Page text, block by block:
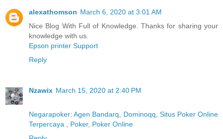
alexathomson March 6, 2020 at 3:01 AM
Nice Blog With Full of Knowledge. Thanks for sharing your
knowledge with us.
Epson printer Support
Reply
Nzawix March 15, 2020 at 2:40 PM
Negarapoker:Agen Bandarq Dominoqq Situs Poker Online
Terpercaya
Poker, Poker Online